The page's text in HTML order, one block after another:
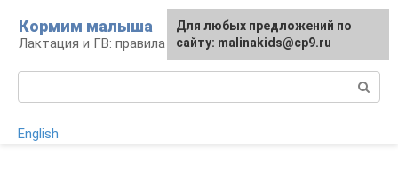
контенту
Кормим малыша
Лактация и ГВ: правила и проблемы
English
Для любых предложений по
сайту: malinakids@cp9.ru